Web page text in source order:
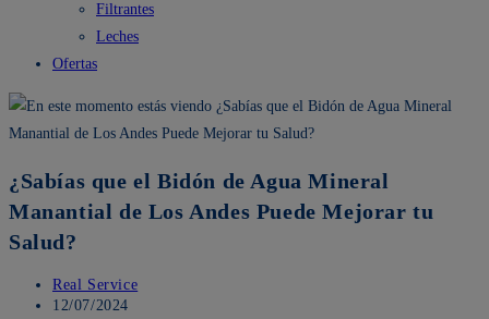
Filtrantes
Leches
Ofertas
¿Sabías que el Bidón de Agua Mineral
Manantial de Los Andes Puede Mejorar tu
Salud?
Autor
de
Real Service
Publicación
12/07/2024